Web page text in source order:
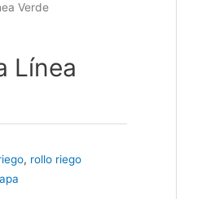
Verde
Línea
, rollo riego